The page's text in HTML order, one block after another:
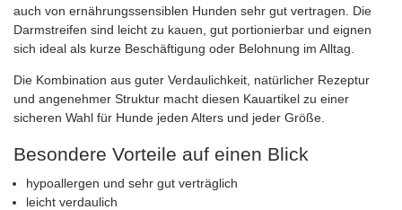
auch von ernährungssensiblen Hunden sehr gut vertragen. Die
Darmstreifen sind leicht zu kauen, gut portionierbar und eignen
sich ideal als kurze Beschäftigung oder Belohnung im Alltag.
Die Kombination aus guter Verdaulichkeit, natürlicher Rezeptur
und angenehmer Struktur macht diesen Kauartikel zu einer
sicheren Wahl für Hunde jeden Alters und jeder Größe.
Besondere Vorteile auf einen Blick
hypoallergen und sehr gut verträglich
leicht verdaulich